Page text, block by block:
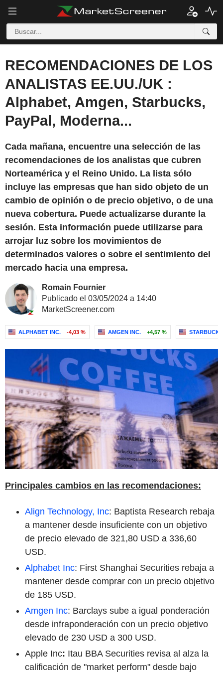
RECOMENDACIONES DE LOS
ANALISTAS EE.UU./UK :
Alphabet, Amgen, Starbucks,
PayPal, Moderna...
Cada mañana, encuentre una selección de las
recomendaciones de los analistas que cubren
Norteamérica y el Reino Unido. La lista sólo
incluye las empresas que han sido objeto de un
cambio de opinión o de precio objetivo, o de una
nueva cobertura. Puede actualizarse durante la
sesión. Esta información puede utilizarse para
arrojar luz sobre los movimientos de
determinados valores o sobre el sentimiento del
mercado hacia una empresa.
Romain Fournier
Publicado el 03/05/2024 a 14:40
MarketScreener.com
ALPHABET INC. -4,03 % AMGEN INC. +4,57 %
Principales cambios en las recomendaciones:
Align Technology, Inc: Baptista Research rebaja
a mantener desde insuficiente con un objetivo
de precio elevado de 321,80 USD a 336,60
USD.
Alphabet Inc: First Shanghai Securities rebaja a
mantener desde comprar con un precio objetivo
de 185 USD.
Amgen Inc: Barclays sube a igual ponderación
desde infraponderación con un precio objetivo
elevado de 230 USD a 300 USD.
Apple Inc: Itau BBA Securities revisa al alza la
calificación de "market perform" desde bajo